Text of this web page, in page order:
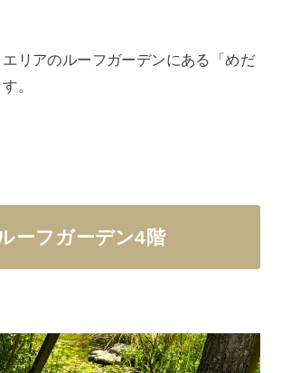
リアのルーフガーデンにある「めだ
。
ーフガーデン4階